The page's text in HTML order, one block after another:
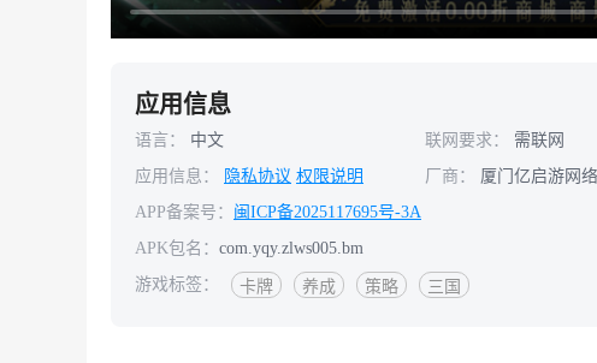
应用信息
语言： 中文 联网要求： 需联网
应用信息：
隐私协议 权限说明 厂商：
厦门亿启游网
APP备案号： 闽ICP备2025117695号-3A
APK包名： com.yqy.zlws005.bm
游戏标签：
卡牌 养成 策略 三国